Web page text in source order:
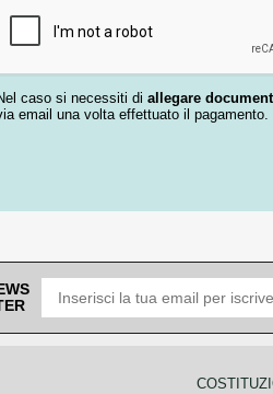
caso si necessiti di allegare
email una volta effettuato il pagamento.